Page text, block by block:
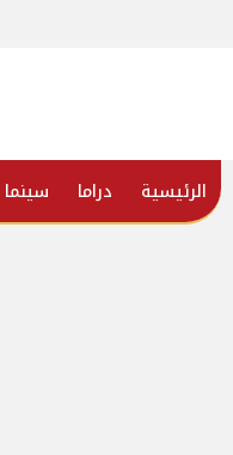
الرئيسية دراما سينما